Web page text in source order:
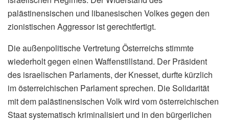
palästinensischen und libanesischen Volkes gegen den
zionistischen Aggressor ist gerechtfertigt.
Die außenpolitische Vertretung Österreichs stimmte
wiederholt gegen einen Waffenstillstand. Der Präsident
des israelischen Parlaments, der Knesset, durfte kürzlich
im österreichischen Parlament sprechen. Die Solidarität
mit dem palästinensischen Volk wird vom österreichischen
Staat systematisch kriminalisiert und in den bürgerlichen